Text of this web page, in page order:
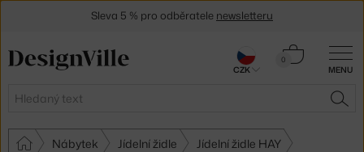
MENU
Hledat
0
Košík
Nábytek Jídelní židle Jídelní židle HAY
Sleva 5 % pro odběratele newsletteru
CZK